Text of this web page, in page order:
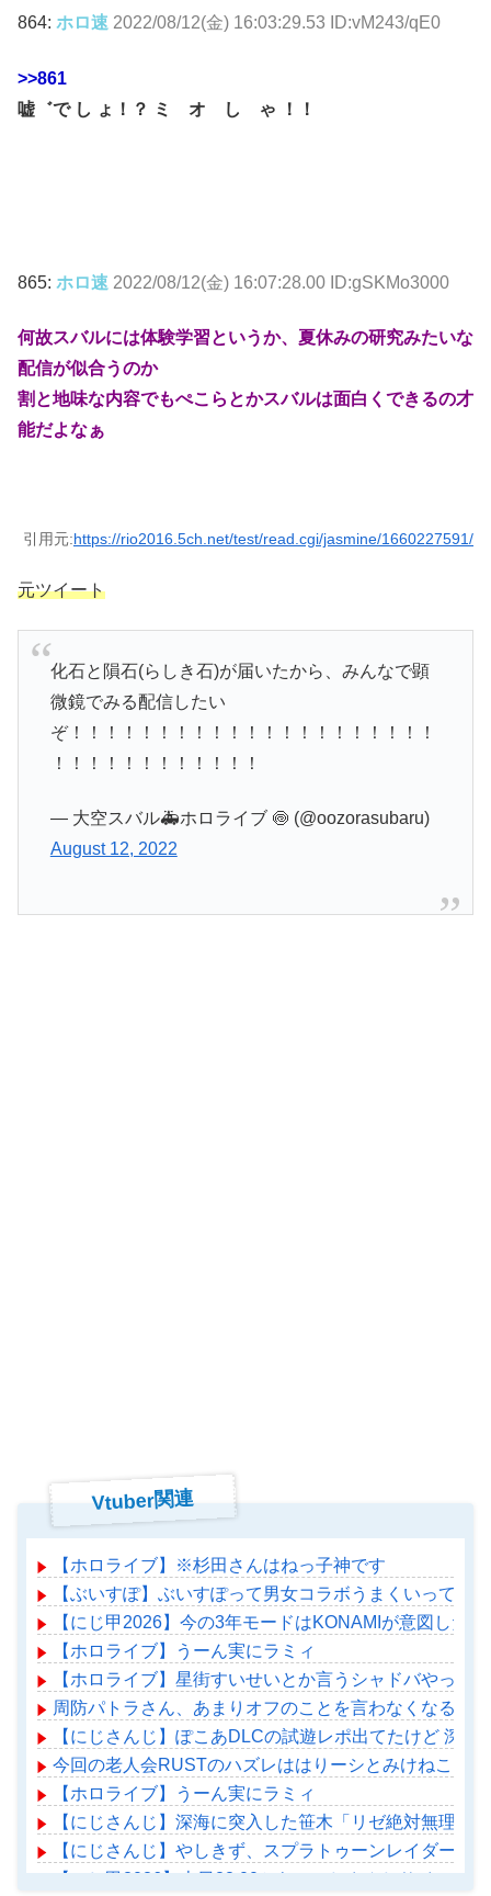
864: ホロ速 2022/08/12(金) 16:03:29.53 ID:vM243/qE0
>>861
嘘゛で し ょ！？ ミ オ し ゃ ！！
865: ホロ速 2022/08/12(金) 16:07:28.00 ID:gSKMo3000
何故スバルには体験学習というか、夏休みの研究みたいな
配信が似合うのか
割と地味な内容でもぺこらとかスバルは面白くできるの才
能だよなぁ
引用元:https://rio2016.5ch.net/test/read.cgi/jasmine/1660227591/
元ツイート
化石と隕石(らしき石)が届いたから、みんなで顕
微鏡でみる配信したい
ぞ！！！！！！！！！！！！！！！！！！！！！
！！！！！！！！！！！！
— 大空スバル🚑ホロライブ 🍥 (@oozorasubaru)
August 12, 2022
Vtuber関連
【ホロライブ】※杉田さんはねっ子神です
【ぶいすぽ】ぶいすぽって男女コラボうまくいってる
【にじ甲2026】今の3年モードはKONAMIが意図した
【ホロライブ】うーん実にラミィ
【ホロライブ】星街すいせいとか言うシャドバやっ
周防パトラさん、あまりオフのことを言わなくなる？
【にじさんじ】ぽこあDLCの試遊レポ出てたけど 深
今回の老人会RUSTのハズレははりーシとみけねこだ
【ホロライブ】うーん実にラミィ
【にじさんじ】深海に突入した笹木「リゼ絶対無理だ
【にじさんじ】やしきず、スプラトゥーンレイダース
【にじ甲2026】本日22:00から、にじさんじサイレン